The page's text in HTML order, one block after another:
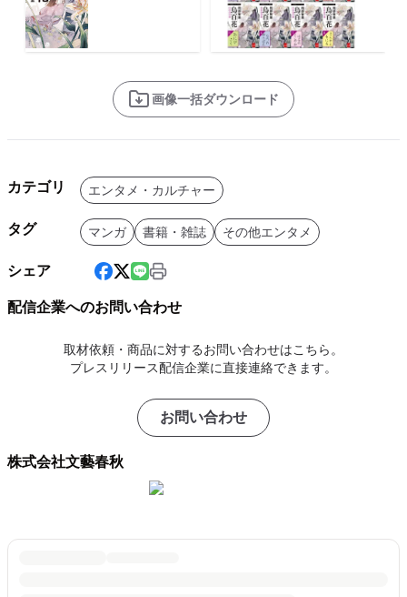
画像一括ダウンロード
カテゴリ エンタメ・カルチャー
タグ マンガ 書籍・雑誌 その他エンタメ
シェア
配信企業へのお問い合わせ
取材依頼・商品に対するお問い合わせはこちら。
プレスリリース配信企業に直接連絡できます。
お問い合わせ
株式会社文藝春秋